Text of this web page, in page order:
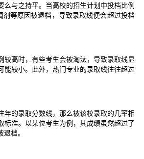
与之持平。当高校的招生计划中投档比例
等原因被退档，导致录取线便会超过投档
高时，有些考生会被淘汰，导致录取线显
能较小。此外，热门专业的录取线往往超过
的录取分数线，那么被该校录取的几率相
准。以某位考生为例，其成绩虽然超过了
档。